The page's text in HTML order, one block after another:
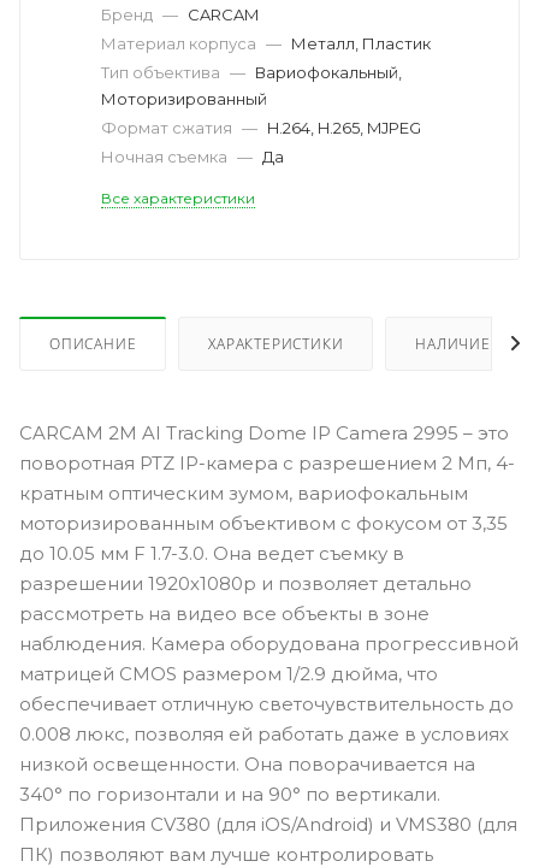
Бренд — CARCAM
Материал корпуса — Металл, Пластик
Тип объектива — Вариофокальный,
Моторизированный
Формат сжатия — H.264, H.265, MJPEG
Ночная съемка — Да
Все характеристики
ОПИСАНИЕ ХАРАКТЕРИСТИКИ НАЛИЧИЕ
CARCAM 2M AI Tracking Dome IP Camera 2995 – это
поворотная PTZ IP-камера с разрешением 2 Мп, 4-
кратным оптическим зумом, вариофокальным
моторизированным объективом с фокусом от 3,35
до 10.05 мм F 1.7-3.0. Она ведет съемку в
разрешении 1920х1080p и позволяет детально
рассмотреть на видео все объекты в зоне
наблюдения. Камера оборудована прогрессивной
матрицей CMOS размером 1/2.9 дюйма, что
обеспечивает отличную светочувствительность до
0.008 люкс, позволяя ей работать даже в условиях
низкой освещенности. Она поворачивается на
340° по горизонтали и на 90° по вертикали.
Приложения CV380 (для iOS/Android) и VMS380 (для
ПК) позволяют вам лучше контролировать